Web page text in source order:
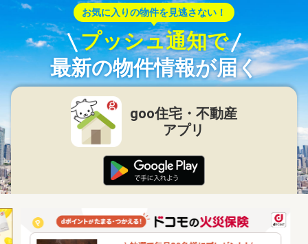
お気に入りの物件を見逃さない！
プッシュ通知で
最新の物件情報が届く
goo住宅・不動産
アプリ